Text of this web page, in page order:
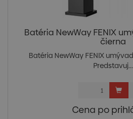
Batéria NewWay FENIX
čierna
Batéria NewWay FENIX
Predstavuj...
Cena po